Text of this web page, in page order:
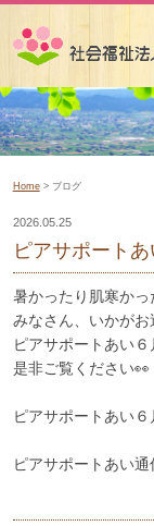
ごあいさつ
事業概要
なんと共同作業所
マーシ園木の香
ピアサポートあ
相談支援センタ
ホームふくの実
Home> ブログ
2026.05.25
ピアサポート
暑かったり肌寒か
みなさん、いかがお
ピアサポートあい６
是非ご覧ください👀
ピアサポートあい６
ピアサポートあい通